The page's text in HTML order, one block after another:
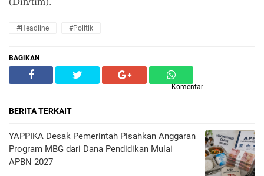
#Headline #Politik
BAGIKAN
Komentar
BERITA TERKAIT
YAPPIKA Desak Pemerintah Pisahkan Anggaran
Program MBG dari Dana Pendidikan Mulai
APBN 2027